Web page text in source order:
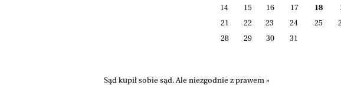
14
15 16 17 18
21
22 23 24 25
28
29 30 31
Sąd kupił sobie sąd. Ale niezgodnie z prawem »